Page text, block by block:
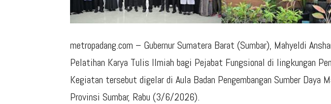
metropadang.com – Gubernur Sumatera Barat (Sumbar), Mahyeldi
Pelatihan Karya Tulis Ilmiah bagi Pejabat Fungsional di lingkungan
Kegiatan tersebut digelar di Aula Badan Pengembangan Sumber Daya
Provinsi Sumbar, Rabu (3/6/2026).